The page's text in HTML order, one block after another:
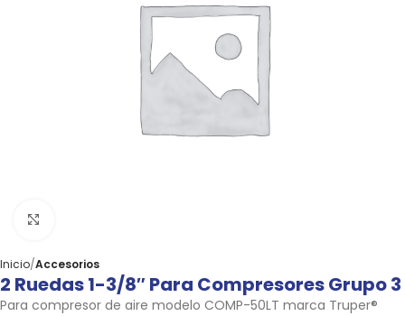
Inicio Accesorios
2 Ruedas 1-3/8″ Para Compresores Grupo 3
Para compresor de aire modelo COMP-50LT marca Truper®